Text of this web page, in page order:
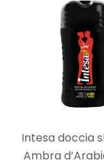
Intesa doccia
Ambra